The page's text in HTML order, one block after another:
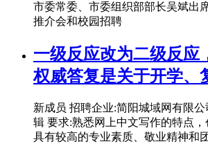
市委常委、市委组织部部长吴斌出
推介会和校园招聘
一级反应改为二级反应
权威答复是关于开学、
新成员 招聘企业:简阳城域网有限
辑 要求:熟悉网上中文写作的特点，
具有较高的专业素质、敬业精神和